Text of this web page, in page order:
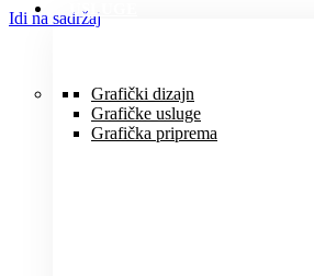
Idi na sadržajUSLUGE
Grafički dizajn
Grafičke usluge
Grafička priprema